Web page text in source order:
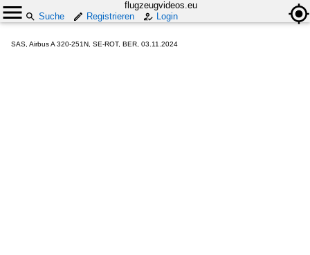
flugzeugvideos.eu
Suche
Registrieren Login
SAS, Airbus A 320-251N, SE-ROT, BER, 03.11.2024